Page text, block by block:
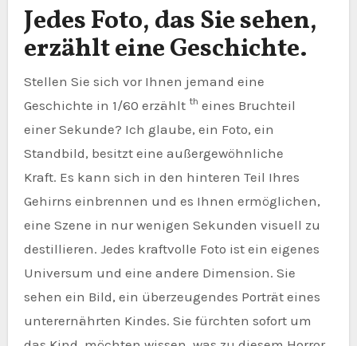
Jedes Foto, das Sie sehen,
erzählt eine Geschichte.
Stellen Sie sich vor Ihnen jemand eine
Geschichte in 1/60 erzählt th eines Bruchteil
einer Sekunde? Ich glaube, ein Foto, ein
Standbild, besitzt eine außergewöhnliche
Kraft. Es kann sich in den hinteren Teil Ihres
Gehirns einbrennen und es Ihnen ermöglichen,
eine Szene in nur wenigen Sekunden visuell zu
destillieren. Jedes kraftvolle Foto ist ein eigenes
Universum und eine andere Dimension. Sie
sehen ein Bild, ein überzeugendes Porträt eines
unterernährten Kindes. Sie fürchten sofort um